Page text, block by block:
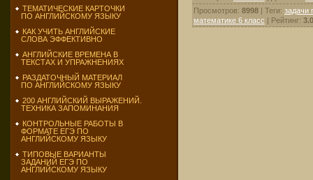
ТЕМАТИЧЕСКИЕ КАРТОЧКИ
ПО АНГЛИЙСКОМУ ЯЗЫКУ
КАК УЧИТЬ АНГЛИЙСКИЕ
СЛОВА ЭФФЕКТИВНО
АНГЛИЙСКИЕ ВРЕМЕНА В
ТЕКСТАХ И УПРАЖНЕНИЯХ
РАЗДАТОЧНЫЙ МАТЕРИАЛ
ПО АНГЛИЙСКОМУ ЯЗЫКУ
200 АНГЛИЙСКИЙ ВЫРАЖЕНИЙ.
ТЕХНИКА ЗАПОМИНАНИЯ
КОНТРОЛЬНЫЕ РАБОТЫ В
ФОРМАТЕ ЕГЭ ПО
АНГЛИЙСКОМУ ЯЗЫКУ
ТИПОВЫЕ ВАРИАНТЫ
ЗАДАНИЙ ЕГЭ ПО
АНГЛИЙСКОМУ ЯЗЫКУ
Просмотров: 8998 | Теги: задачи
математике 6 класс | Рейтинг: 3.0